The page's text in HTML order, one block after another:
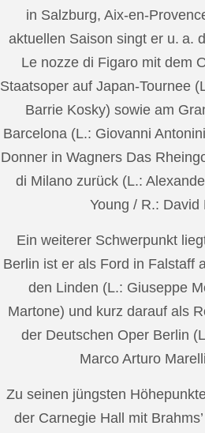
in Salzburg, Aix-en-
aktuellen Saison singt er u. a.
Le nozze di Figaro mit dem
Staatsoper auf Japan-Tournee
Barrie Kosky) sowie am
Barcelona (L.: Giovanni
Donner in Wagners Das
di Milano zurück (L.:
Young / R.: David
Ein weiterer Schwerpunkt
Berlin ist er als Ford in Falstaff
den Linden (L.: Giuseppe
Martone) und kurz darauf als
der Deutschen Oper Berlin
Marco Arturo
Zu seinen jüngsten
der Carnegie Hall mit